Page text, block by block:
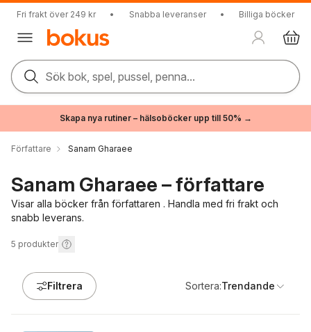
Fri frakt över 249 kr • Snabba leveranser • Billiga böcker
Sök bok, spel, pussel, penna...
Skapa nya rutiner – hälsoböcker upp till 50% →
Författare Sanam Gharaee
Sanam Gharaee – författare
Visar alla böcker från författaren . Handla med fri frakt och
snabb leverans.
5 produkter
Filtrera Sortera:Trendande